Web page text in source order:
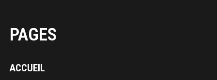
PAGES
ACCUEIL